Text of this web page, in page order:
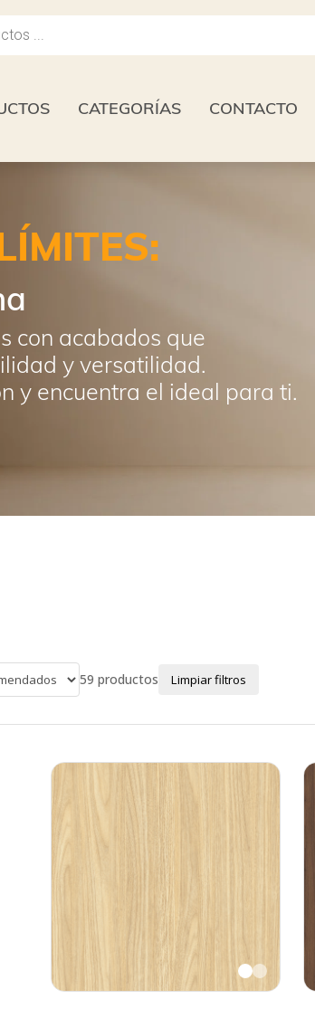
CATEGORÍAS CONTACTO
con acabados que
y versatilidad.
y encuentra el ideal para ti.
59 productos Limpiar filtros